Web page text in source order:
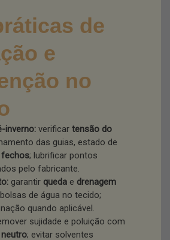
de
e
no
inverno: verificar tensão do
das guias, estado de
fechos; lubrificar pontos
pelo fabricante.
garantir queda e drenagem
de água no tecido;
quando aplicável.
sujidade e poluição com
; evitar solventes